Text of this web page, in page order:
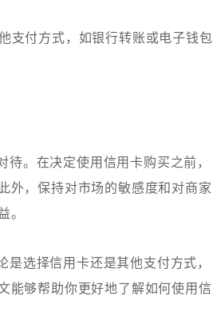
支付方式，如银行转账或电子钱包
。在决定使用信用卡购买之前，
外，保持对市场的敏感度和对商家
选择信用卡还是其他支付方式，
能够帮助你更好地了解如何使用信